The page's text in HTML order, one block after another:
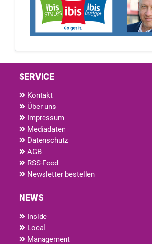
SERVICE
Kontakt
Über uns
Impressum
Mediadaten
Datenschutz
AGB
RSS-Feed
Newsletter bestellen
NEWS
Inside
Local
Management